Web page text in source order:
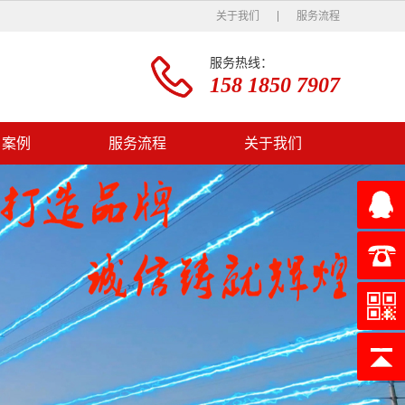
关于我们 服务流程
服务热线：
158 1850 7907
例 服务流程 关于我们